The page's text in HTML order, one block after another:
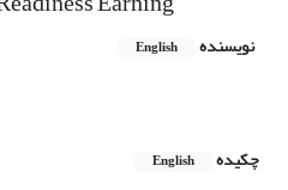
نویسنده English
چکیده
English